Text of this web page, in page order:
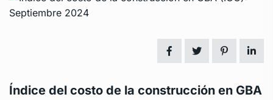
Índice del costo de la construcción en GBA